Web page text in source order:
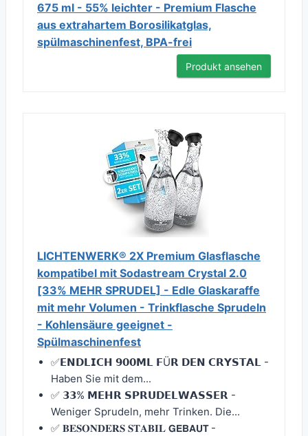
675 ml - 55% leichter - Premium Flasche
aus extrahartem Borosilikatglas,
spülmaschinenfest, BPA-frei
Produkt ansehen
LICHTENWERK® 2X Premium Glasflasche
kompatibel mit Sodastream Crystal 2.0
[33% MEHR SPRUDEL] - Edle Glaskaraffe
mit mehr Volumen - Trinkflasche Sprudeln
- Kohlensäure geeignet -
Spülmaschinenfest
✅𝗘𝗡𝗗𝗟𝗜𝗖𝗛 𝟵𝟬𝟬𝗠𝗟 𝗙Ü𝗥 𝗗𝗘𝗡 𝗖𝗥𝗬𝗦𝗧𝗔𝗟 -
Haben Sie mit dem...
✅ 𝟯𝟯% 𝗠𝗘𝗛𝗥 𝗦𝗣𝗥𝗨𝗗𝗘𝗟𝗪𝗔𝗦𝗦𝗘𝗥 -
Weniger Sprudeln, mehr Trinken. Die...
✅ 𝐁𝐄𝐒𝐎𝐍𝐃𝐄𝐑𝐒 𝐒𝐓𝐀𝐁𝐈𝐋 𝗚𝗘𝗕𝗔𝗨𝗧 -